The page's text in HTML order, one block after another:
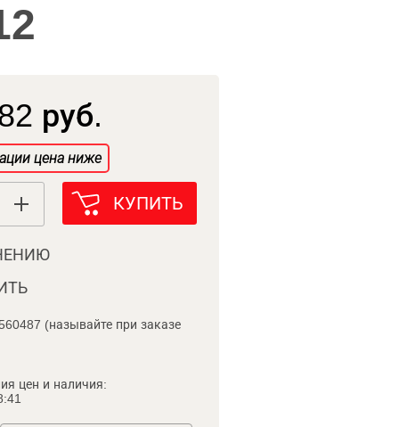
руб.
цена ниже
КУПИТЬ
(называйте при заказе
цен и наличия: